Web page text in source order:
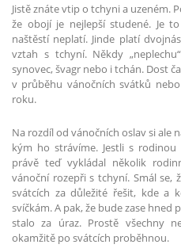
Jistě znáte vtip o tchyni a uzeném.
že obojí je nejlepší studené. Je
naštěstí neplatí. Jinde platí
vztah s tchyní. Někdy
synovec, švagr nebo i tchán. Dost
v průběhu vánočních svátků
roku.
Na rozdíl od vánočních oslav si ale
kým ho strávíme. Jestli s
právě teď vykládal několik
vánoční rozepři s tchyní. Smál se,
svátcích za důležité řešit, kde a
svíčkám. A pak, že bude zase hned
stalo za úraz. Prostě všechny
okamžitě po svátcích proběhnou.